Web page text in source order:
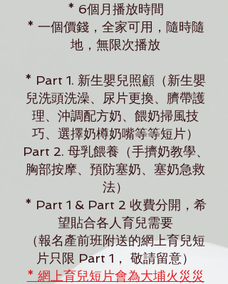
* 6個月播放時間
* 一個價錢，全家可用，隨時隨
地，無限次播放
* Part 1. 新生嬰兒照顧（新生嬰
兒洗頭洗澡、尿片更換、臍帶護
理、沖調配方奶、餵奶掃風技
巧、選擇奶樽奶嘴等等短片）
Part 2. 母乳餵養（手擠奶教學、
胸部按摩、預防塞奶、塞奶急救
法）
​* Part 1 & Part 2 收費分開，希
望貼合各人育兒需要
（報名產前班附送的網上育兒短
片只限 Part 1， 敬請留意）
* 網上育兒短片會為大埔火災災